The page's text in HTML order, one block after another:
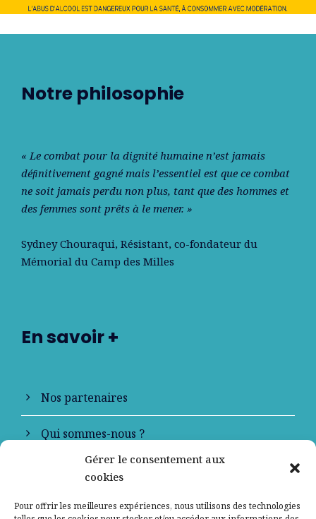
Gérer le consentement aux
cookies
Pour offrir les meilleures expériences, nous utilisons des technologies
Notre philosophie
« Le combat pour la dignité humaine n’est jamais
déﬁnitivement gagné mais l’essentiel est que ce combat
ne soit jamais perdu non plus, tant que des hommes et
des femmes sont prêts à le mener. »
Sydney Chouraqui, Résistant, co-fondateur du
Mémorial du Camp des Milles
En savoir +
Nos partenaires
Qui sommes-nous ?
Contactez-nous
Mentions légales